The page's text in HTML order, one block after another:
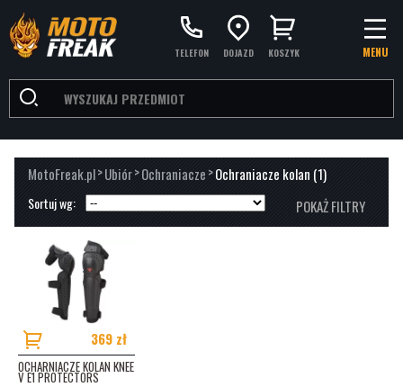
TELEFON DOJAZD KOSZYK MENU
MotoFreak.pl>Ubiór>Ochraniacze>Ochraniacze kolan (1)
POKAŻ FILTRY
Sortuj wg:
PRODUCENCI
MODELE MOTOCYKLI
BESTELLERY (1)
369 zł
OCHARNIACZE KOLAN KNEE
V E1 PROTECTORS